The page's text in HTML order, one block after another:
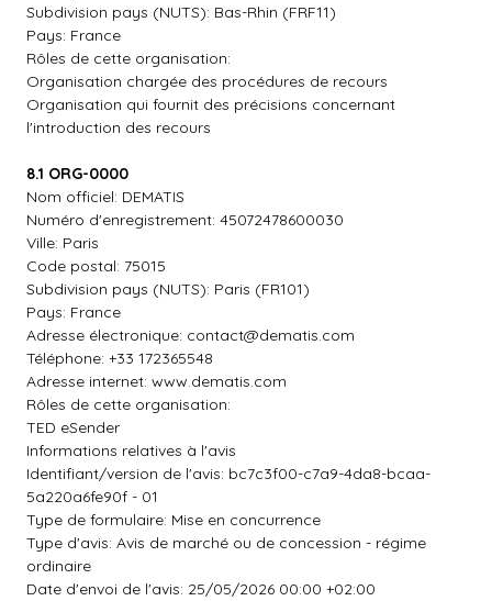
Subdivision pays (NUTS): Bas-Rhin (FRF11)
Pays: France
Rôles de cette organisation:
Organisation chargée des procédures de recours
Organisation qui fournit des précisions concernant
l'introduction des recours
8.1 ORG-0000
Nom officiel: DEMATIS
Numéro d'enregistrement: 45072478600030
Ville: Paris
Code postal: 75015
Subdivision pays (NUTS): Paris (FR101)
Pays: France
Adresse électronique: contact@dematis.com
Téléphone: +33 172365548
Adresse internet: www.dematis.com
Rôles de cette organisation:
TED eSender
Informations relatives à l'avis
Identifiant/version de l'avis: bc7c3f00-c7a9-4da8-bcaa-
5a220a6fe90f - 01
Type de formulaire: Mise en concurrence
Type d'avis: Avis de marché ou de concession - régime
ordinaire
Date d'envoi de l'avis: 25/05/2026 00:00 +02:00